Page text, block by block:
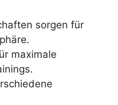
sorgen für
maximale